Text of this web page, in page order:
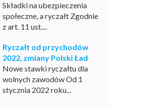
Składki na ubezpieczenia
społeczne, a ryczałt Zgodnie
z art. 11 ust....
Ryczałt od przychodów
2022, zmiany Polski Ład
Nowe stawki ryczałtu dla
wolnych zawodów Od 1
stycznia 2022 roku...